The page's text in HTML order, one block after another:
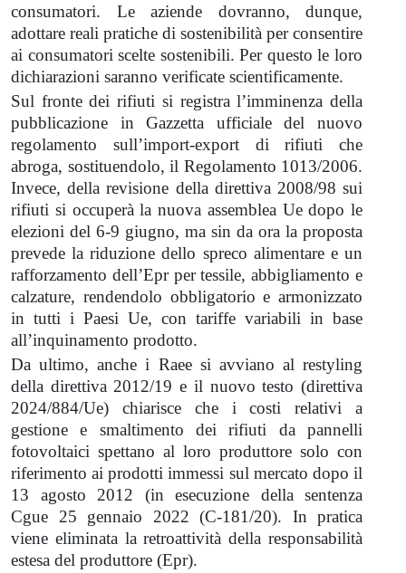
consumatori. Le aziende dovranno, dunque,
adottare reali pratiche di sostenibilità per consentire
ai consumatori scelte sostenibili. Per questo le loro
dichiarazioni saranno verificate scientificamente.
Sul fronte dei rifiuti si registra l’imminenza della
pubblicazione in Gazzetta ufficiale del nuovo
regolamento sull’import-export di rifiuti che
abroga, sostituendolo, il Regolamento 1013/2006.
Invece, della revisione della direttiva 2008/98 sui
rifiuti si occuperà la nuova assemblea Ue dopo le
elezioni del 6-9 giugno, ma sin da ora la proposta
prevede la riduzione dello spreco alimentare e un
rafforzamento dell’Epr per tessile, abbigliamento e
calzature, rendendolo obbligatorio e armonizzato
in tutti i Paesi Ue, con tariffe variabili in base
all’inquinamento prodotto.
Da ultimo, anche i Raee si avviano al restyling
della direttiva 2012/19 e il nuovo testo (direttiva
2024/884/Ue) chiarisce che i costi relativi a
gestione e smaltimento dei rifiuti da pannelli
fotovoltaici spettano al loro produttore solo con
riferimento ai prodotti immessi sul mercato dopo il
13 agosto 2012 (in esecuzione della sentenza
Cgue 25 gennaio 2022 (C-181/20). In pratica
viene eliminata la retroattività della responsabilità
estesa del produttore (Epr).